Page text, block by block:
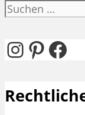
Suchen